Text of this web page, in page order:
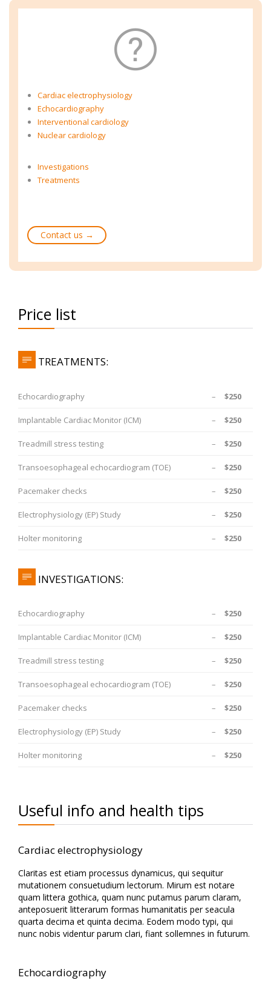

Cardiac electrophysiology
Echocardiography
Interventional cardiology
Nuclear cardiology
Investigations
Treatments
Contact us →
Price list
 TREATMENTS:
Echocardiography – $250
Implantable Cardiac Monitor (ICM) – $250
Treadmill stress testing – $250
Transoesophageal echocardiogram (TOE) – $250
Pacemaker checks – $250
Electrophysiology (EP) Study – $250
Holter monitoring – $250
 INVESTIGATIONS:
Echocardiography – $250
Implantable Cardiac Monitor (ICM) – $250
Treadmill stress testing – $250
Transoesophageal echocardiogram (TOE) – $250
Pacemaker checks – $250
Electrophysiology (EP) Study – $250
Holter monitoring – $250
Useful info and health tips
Cardiac electrophysiology
Claritas est etiam processus dynamicus, qui sequitur
mutationem consuetudium lectorum. Mirum est notare
quam littera gothica, quam nunc putamus parum claram,
anteposuerit litterarum formas humanitatis per seacula
quarta decima et quinta decima. Eodem modo typi, qui
nunc nobis videntur parum clari, fiant sollemnes in futurum.
Echocardiography